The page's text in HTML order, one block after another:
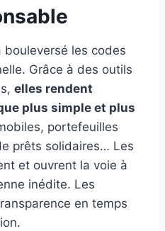
bouleversé les codes
Grâce à des outils
elles rendent
plus simple et plus
portefeuilles
prêts solidaires… Les
et ouvrent la voie à
inédite. Les
en temps